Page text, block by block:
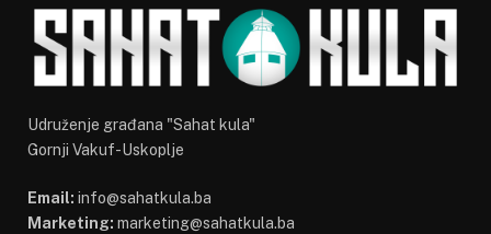
Udruženje građana "Sahat kula"
Gornji Vakuf-Uskoplje
Email: info@sahatkula.ba
Marketing: marketing@sahatkula.ba